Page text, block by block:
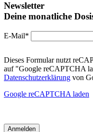
Newsletter
Deine monatliche
E-Mail*
Dieses Formular nutzt
auf "Google reCAPTCHA
Datenschutzerklärung von
Google reCAPTCHA laden
Anmelden